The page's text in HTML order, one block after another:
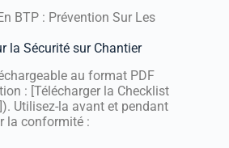
BTP : Prévention Sur Les
la Sécurité sur Chantier
au format PDF
: [Télécharger la Checklist
Utilisez-la avant et pendant
la conformité :